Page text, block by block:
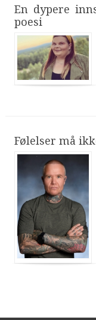
En dypere
poesi
Følelser må